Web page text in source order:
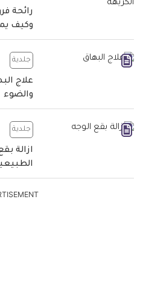
رائحة
وكيف
جلدية
علاج
والضوء
جلدية
ازالة